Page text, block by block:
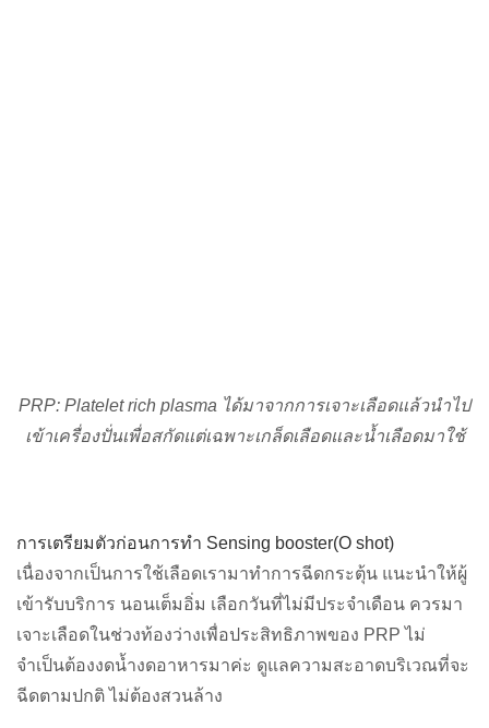
PRP: Platelet rich plasma ได้มาจากการเจาะเลือดแล้วนำไป
เข้าเครื่องปั่นเพื่อสกัดแต่เฉพาะเกล็ดเลือดและน้ำเลือดมาใช้
การเตรียมตัวก่อนการทำ Sensing booster(O shot)
เนื่องจากเป็นการใช้เลือดเรามาทำการฉีดกระตุ้น แนะนำให้ผู้
เข้ารับบริการ นอนเต็มอิ่ม เลือกวันที่ไม่มีประจำเดือน ควรมา
เจาะเลือดในช่วงท้องว่างเพื่อประสิทธิภาพของ PRP ไม่
จำเป็นต้องงดน้ำงดอาหารมาค่ะ ดูแลความสะอาดบริเวณที่จะ
ฉีดตามปกติ ไม่ต้องสวนล้าง